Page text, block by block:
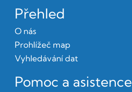
Přehled
O nás
Prohlížeč map
Vyhledávání dat
Pomoc a asistence